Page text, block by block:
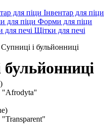
Інвентар для піци
Форми для піци
Щітки для печі
Супниці і бульйонниці
бульйонниці
"Afrodyta"